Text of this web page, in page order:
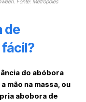
de
do abóbora
mão na massa, ou
abobora de